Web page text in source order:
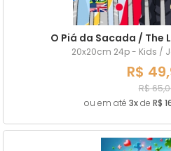
O Piá da Sacada / The
20x20cm 24p - Kids /
R$
R$
ou em até 3xde R$